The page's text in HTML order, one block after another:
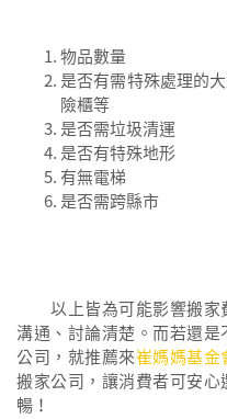
物品數量
是否有需特殊處理的
險櫃等
是否需垃圾清運
是否有特殊地形
有無電梯
是否需跨縣市
以上皆為可能影響搬家
溝通、討論清楚。而若還
公司，就推薦來崔媽媽基金
搬家公司，讓消費者可安
暢！